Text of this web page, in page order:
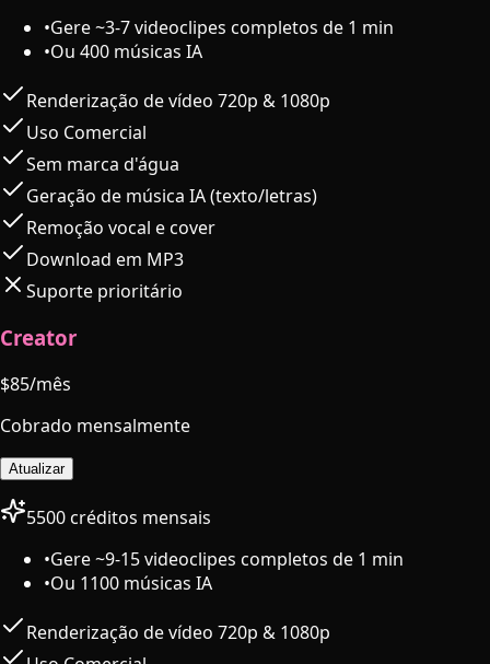
•Gere ~3-7 videoclipes completos de 1 min
•Ou 400 músicas IA
Renderização de vídeo 720p & 1080p
Uso Comercial
Sem marca d'água
Geração de música IA (texto/letras)
Remoção vocal e cover
Download em MP3
Suporte prioritário
Creator
$85/mês
Cobrado mensalmente
Atualizar
5500 créditos mensais
•Gere ~9-15 videoclipes completos de 1 min
•Ou 1100 músicas IA
Renderização de vídeo 720p & 1080p